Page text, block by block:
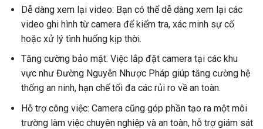
Dễ dàng xem lại video: Bạn có thể dễ dàng xem lại các
video ghi hình từ camera để kiểm tra, xác minh sự cố
hoặc xử lý tình huống kịp thời.
Tăng cường bảo mật: Việc lắp đặt camera tại các khu
vực như Đường Nguyễn Nhược Pháp giúp tăng cường hệ
thống an ninh, hạn chế tối đa các rủi ro về an toàn.
Hỗ trợ công việc: Camera cũng góp phần tạo ra một môi
trường làm việc chuyên nghiệp và an toàn, hỗ trợ giám sát